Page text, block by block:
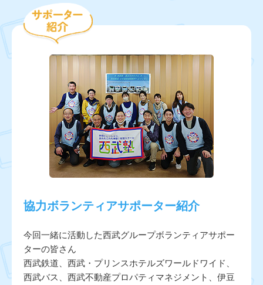
協力ボランティアサポーター紹介
今回一緒に活動した西武グループボランティアサポー
ターの皆さん
西武鉄道、西武・プリンスホテルズワールドワイド、
西武バス、西武不動産プロパティマネジメント、伊豆